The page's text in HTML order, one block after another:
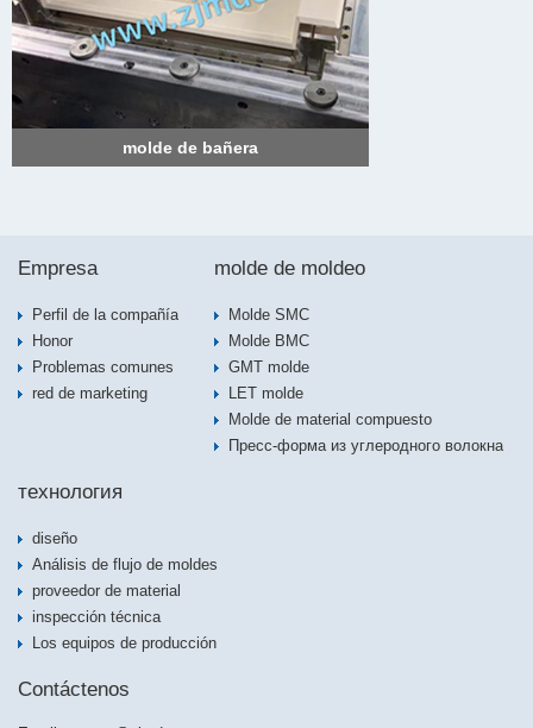
molde de bañera
Empresa
Perfil de la compañía
Honor
Problemas comunes
red de marketing
molde de moldeo
Molde SMC
Molde BMC
GMT molde
LET molde
Molde de material compuesto
Пресс-форма из углеродного волокна
технология
diseño
Análisis de flujo de moldes
proveedor de material
inspección técnica
Los equipos de producción
Contáctenos